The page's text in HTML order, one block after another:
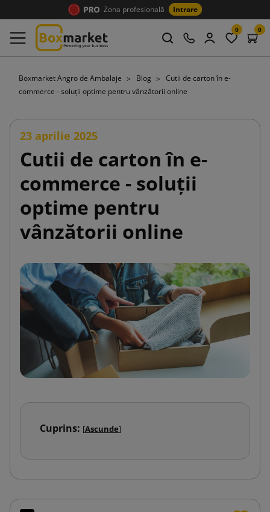
Zona profesională Intrare
0 0
Boxmarket Angro de Ambalaje Blog
Cutii de carton în e-
commerce - soluții optime pentru vânzătorii online
23 aprilie 2025
Cutii de carton în e-
commerce - soluții
optime pentru
vânzătorii online
Cuprins: [Ascunde]